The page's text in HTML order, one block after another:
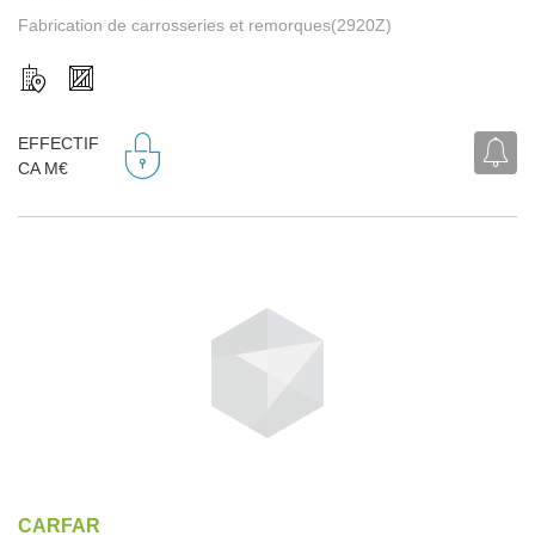
Fabrication de carrosseries et remorques(2920Z)
EFFECTIF
CA M€
CARFAR